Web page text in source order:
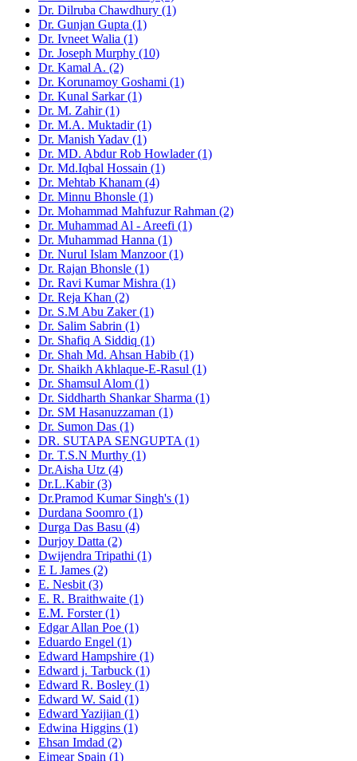
Dr. Dilruba Chawdhury (1)
Dr. Gunjan Gupta (1)
Dr. Ivneet Walia (1)
Dr. Joseph Murphy (10)
Dr. Kamal A. (2)
Dr. Korunamoy Goshami (1)
Dr. Kunal Sarkar (1)
Dr. M. Zahir (1)
Dr. M.A. Muktadir (1)
Dr. Manish Yadav (1)
Dr. MD. Abdur Rob Howlader (1)
Dr. Md.Iqbal Hossain (1)
Dr. Mehtab Khanam (4)
Dr. Minnu Bhonsle (1)
Dr. Mohammad Mahfuzur Rahman (2)
Dr. Muhammad Al - Areefi (1)
Dr. Muhammad Hanna (1)
Dr. Nurul Islam Manzoor (1)
Dr. Rajan Bhonsle (1)
Dr. Ravi Kumar Mishra (1)
Dr. Reja Khan (2)
Dr. S.M Abu Zaker (1)
Dr. Salim Sabrin (1)
Dr. Shafiq A Siddiq (1)
Dr. Shah Md. Ahsan Habib (1)
Dr. Shaikh Akhlaque-E-Rasul (1)
Dr. Shamsul Alom (1)
Dr. Siddharth Shankar Sharma (1)
Dr. SM Hasanuzzaman (1)
Dr. Sumon Das (1)
DR. SUTAPA SENGUPTA (1)
Dr. T.S.N Murthy (1)
Dr.Aisha Utz (4)
Dr.L.Kabir (3)
Dr.Pramod Kumar Singh's (1)
Durdana Soomro (1)
Durga Das Basu (4)
Durjoy Datta (2)
Dwijendra Tripathi (1)
E L James (2)
E. Nesbit (3)
E. R. Braithwaite (1)
E.M. Forster (1)
Edgar Allan Poe (1)
Eduardo Engel (1)
Edward Hampshire (1)
Edward j. Tarbuck (1)
Edward R. Bosley (1)
Edward W. Said (1)
Edward Yazijian (1)
Edwina Higgins (1)
Ehsan Imdad (2)
Eimear Spain (1)